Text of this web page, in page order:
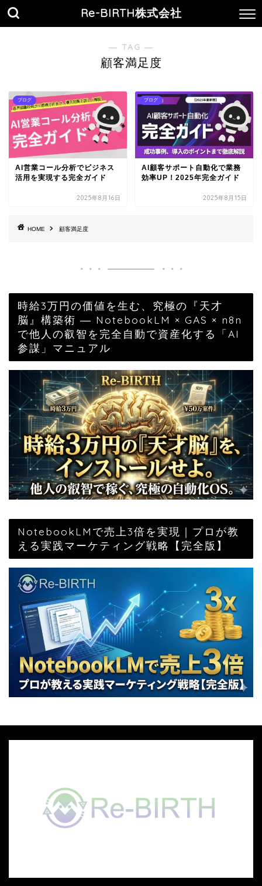
Re-BIRTH株式会社
― TAG ―
顧客満足度
ブログ
AI営業コール分析でビジネス
活用を実現する完全ガイド
2025年8月16日
ブログ
AI顧客サポート自動化で業務
効率UP！2025年完全ガイド
2025年8月15日
HOME 顧客満足度
時給3万円の価値を生む、究極の『天才
脳』構築術 ― NotebookLM × GAS × n8n
で他人の叡智を完全自動で資産化する「AI
参謀」マニュアル
NotebookLMで売上3倍を実現｜プロが教
える実践マーケティング戦略【完全版】